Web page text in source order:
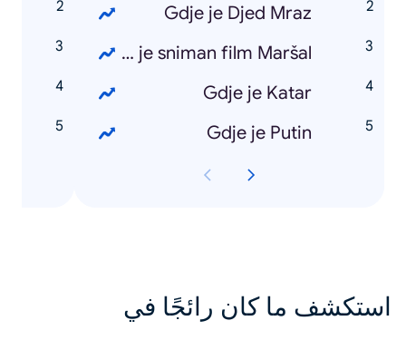
Gdje je Djed Mraz
Gdje je sniman film Maršal
Gdje je Katar
Gdje je Putin
استكشف ما كان رائجًا في